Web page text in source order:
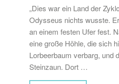
„Dies war ein Land der
Odysseus nichts wusste.
an einem festen Ufer fest.
eine große Höhle, die sich
Lorbeerbaum verbarg, und
Steinzaun. Dort …